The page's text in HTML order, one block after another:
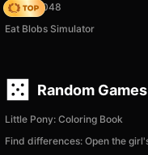
Snake 2048
Eat Blobs Simulator
Random Games
Little Pony: Coloring Book